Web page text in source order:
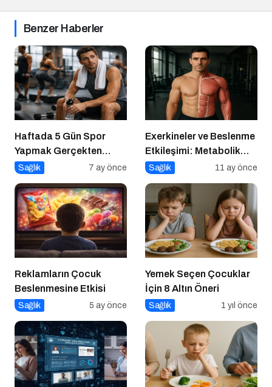
Benzer Haberler
Haftada 5 Gün Spor
Yapmak Gerçekten
Sağlıklı mı?
Sağlık 7 ay önce
Exerkineler ve Beslenme
Etkileşimi: Metabolik
Sağlıkta Yeni Bir
Sağlık 11 ay önce
Reklamların Çocuk
Beslenmesine Etkisi
Sağlık 5 ay önce
Yemek Seçen Çocuklar
İçin 8 Altın Öneri
Sağlık 1 yıl önce